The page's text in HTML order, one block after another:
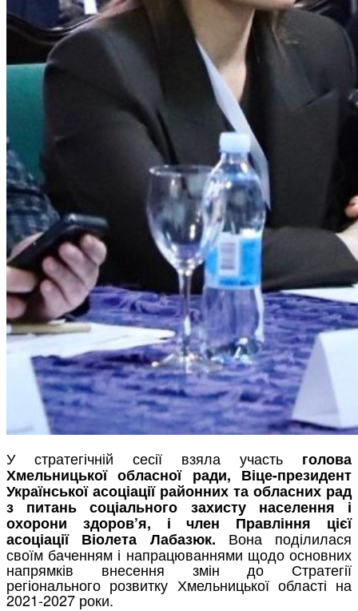
У стратегічній сесії взяла участь голова
Хмельницької обласної ради, Віце-президент
Української асоціації районних та обласних рад
з питань соціального захисту населення і
охорони здоров’я, і член Правління цієї
асоціації Віолета Лабазюк. Вона поділилася
своїм баченням і напрацюваннями щодо основних
напрямків внесення змін до Стратегії
регіонального розвитку Хмельницької області на
2021-2027 роки.